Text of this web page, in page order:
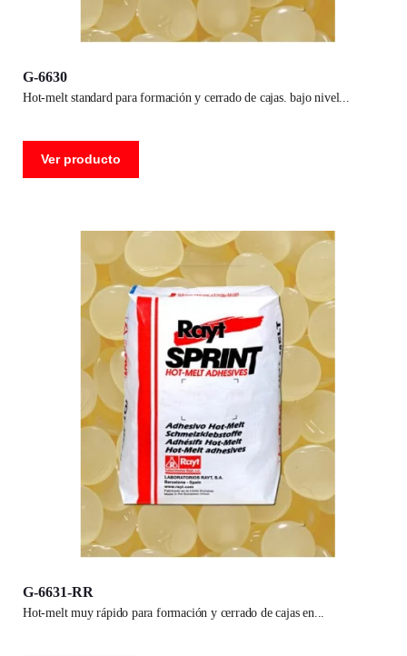
G-6630
hot-melt standard para formación y cerrado de cajas. bajo nivel
Ver producto
G-6631-RR
hot-melt muy rápido para formación y cerrado de cajas en